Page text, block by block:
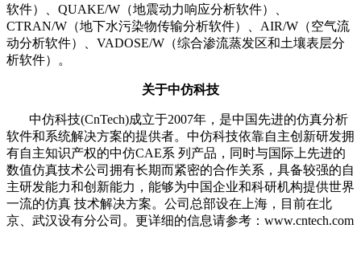
软件）、QUAKE/W（地震动力响应分析软件）、
CTRAN/W（地下水污染物传输分析软件）、AIR/W（空气流
动分析软件）、VADOSE/W（综合渗流蒸发区和土壤表层分
析软件）。
关于中仿科技
中仿科技(CnTech)成立于2007年，是中国先进的仿真分析
软件和系统解决方案的提供者。中仿科技依靠自主创新研发拥
有自主知识产权的中仿CAE系 列产品，同时与国际上先进的
数值仿真技术公司拥有长期而紧密的合作关系，具备较强的自
主研发能力和创新能力，能够为中国企业和科研机构提供世界
一流的仿真 技术解决方案。公司总部设在上海，目前在北
京、武汉设有分公司。更详细的信息请参考：www.cntech.com